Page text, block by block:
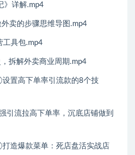
》详解.mp4
卖的步骤思维导图.mp4
工具包.mp4
拆解外卖商业周期.mp4
置高下单率引流款的8个技
流拉高下单率，沉底店铺做到
造爆款菜单：死店盘活实战店